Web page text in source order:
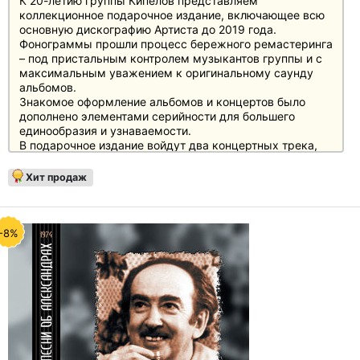
коллекционное подарочное издание, включающее всю
основную дискографию Артиста до 2019 года.
Фонограммы прошли процесс бережного ремастеринга
– под пристальным контролем музыкантов группы и с
максимальным уважением к оригинальному саунду
альбомов.
Знакомое оформление альбомов и концертов было
дополнено элементами серийности для большего
единообразия и узнаваемости.
В подарочное издание войдут два концертных трека,
издававшихся ранее.
CD-бокс включает следующие записи:
«Реки времён» (2005) – 1 CD
«Жить вопреки» (2011) – 1CD
«Звёзды и кресты» (2017) – 1CD
«Синглы и бонусы» (2022) – 2 CD
Диски будут представлены в форм-факторе 8-
полосных диджипаков.
Также в издание войдёт книга-интервью с
уникальными иллюстрациями (гравюрами),
рассказывающая историю коллектива глазами его
участников.
Хит продаж
8%